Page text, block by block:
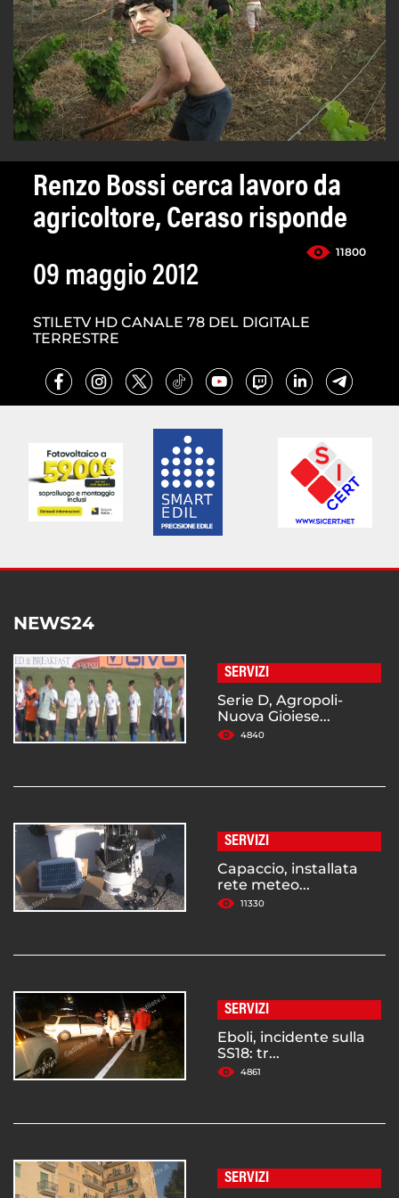
Renzo Bossi cerca lavoro da
agricoltore, Ceraso risponde
11800
09 maggio 2012
STILETV HD CANALE 78 DEL DIGITALE
TERRESTRE
NEWS24
SERVIZI
Serie D, Agropoli-
Nuova Gioiese...
4840
SERVIZI
Capaccio, installata
rete meteo...
11330
SERVIZI
Eboli, incidente sulla
SS18: tr...
4861
SERVIZI